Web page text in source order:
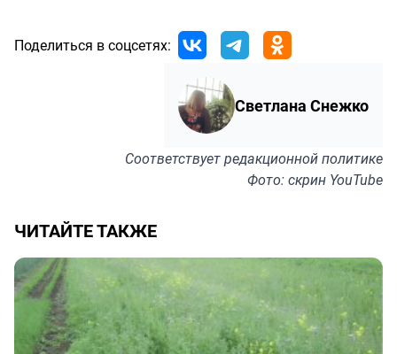
Поделиться в соцсетях:
Светлана Снежко
Соответствуетредакционной политике
Фото: скрин YouTube
ЧИТАЙТЕ ТАКЖЕ